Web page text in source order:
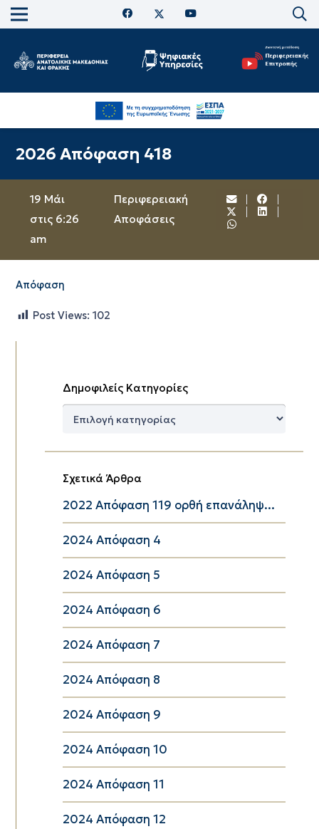
2026 Απόφαση 418
19 Μάι
στις 6:26
am
Περιφερειακή
Αποφάσεις
Απόφαση
Post Views: 102
Δημοφιλείς Κατηγορίες
Δημοφιλείς
Σχετικά Άρθρα
2022 Απόφαση 119 ορθή επανάληψ...
2024 Απόφαση 4
2024 Απόφαση 5
2024 Απόφαση 6
2024 Απόφαση 7
2024 Απόφαση 8
2024 Απόφαση 9
2024 Απόφαση 10
2024 Απόφαση 11
2024 Απόφαση 12